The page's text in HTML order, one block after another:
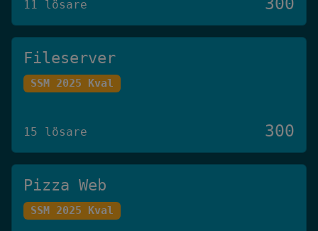
11 lösare
Fileserver
SSM 2025 Kval
15 lösare 300
Pizza Web
SSM 2025 Kval